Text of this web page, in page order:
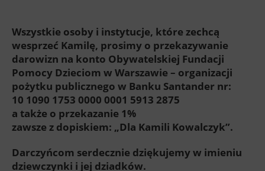
Wszystkie osoby i instytucje, które zechcą
wesprzeć Kamilę, prosimy o przekazywanie
darowizn na konto Obywatelskiej Fundacji
Pomocy Dzieciom w Warszawie – organizacji
pożytku publicznego w Banku Santander nr:
10 1090 1753 0000 0001 5913 2875
a także o przekazanie 1%
zawsze z dopiskiem: „Dla Kamili Kowalczyk”.
Darczyńcom serdecznie dziękujemy w imieniu
dziewczynki i jej dziadków.